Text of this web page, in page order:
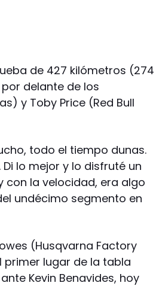
de 427 kilómetros (274
delante de los
y Toby Price (Red Bull
todo el tiempo dunas.
lo mejor y lo disfruté un
con la velocidad, era algo
undécimo segmento en
(Husqvarna Factory
primer lugar de la tabla
Kevin Benavides, hoy